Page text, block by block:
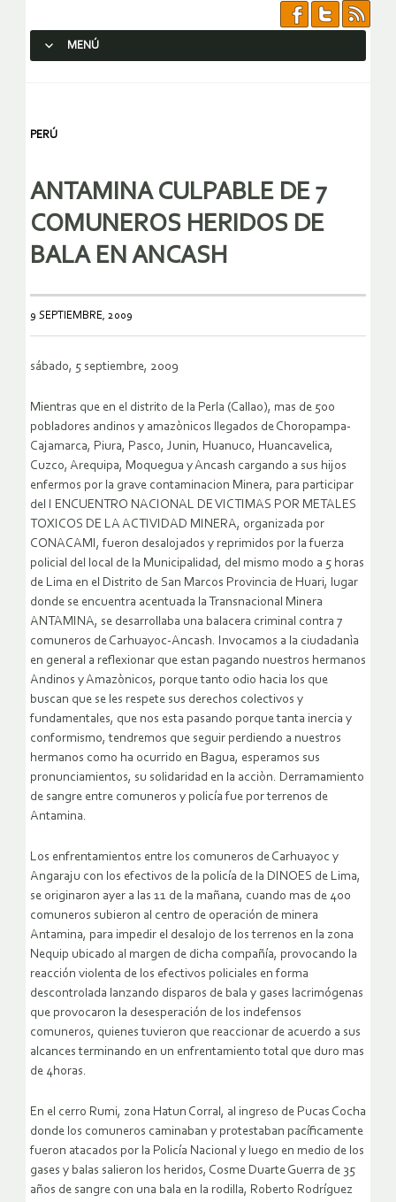
MENÚ
PERÚ
ANTAMINA CULPABLE DE 7
COMUNEROS HERIDOS DE
BALA EN ANCASH
9 SEPTIEMBRE, 2009
sábado, 5 septiembre, 2009
Mientras que en el distrito de la Perla (Callao), mas de 500
pobladores andinos y amazònicos llegados de Choropampa-
Cajamarca, Piura, Pasco, Junin, Huanuco, Huancavelica,
Cuzco, Arequipa, Moquegua y Ancash cargando a sus hijos
enfermos por la grave contaminacion Minera, para participar
del I ENCUENTRO NACIONAL DE VICTIMAS POR METALES
TOXICOS DE LA ACTIVIDAD MINERA, organizada por
CONACAMI, fueron desalojados y reprimidos por la fuerza
policial del local de la Municipalidad, del mismo modo a 5 horas
de Lima en el Distrito de San Marcos Provincia de Huari, lugar
donde se encuentra acentuada la Transnacional Minera
ANTAMINA, se desarrollaba una balacera criminal contra 7
comuneros de Carhuayoc-Ancash. Invocamos a la ciudadanìa
en general a reflexionar que estan pagando nuestros hermanos
Andinos y Amazònicos, porque tanto odio hacia los que
buscan que se les respete sus derechos colectivos y
fundamentales, que nos esta pasando porque tanta inercia y
conformismo, tendremos que seguir perdiendo a nuestros
hermanos como ha ocurrido en Bagua, esperamos sus
pronunciamientos, su solidaridad en la acciòn. Derramamiento
de sangre entre comuneros y policía fue por terrenos de
Antamina.
Los enfrentamientos entre los comuneros de Carhuayoc y
Angaraju con los efectivos de la policía de la DINOES de Lima,
se originaron ayer a las 11 de la mañana, cuando mas de 400
comuneros subieron al centro de operación de minera
Antamina, para impedir el desalojo de los terrenos en la zona
Nequip ubicado al margen de dicha compañía, provocando la
reacción violenta de los efectivos policiales en forma
descontrolada lanzando disparos de bala y gases lacrimógenas
que provocaron la desesperación de los indefensos
comuneros, quienes tuvieron que reaccionar de acuerdo a sus
alcances terminando en un enfrentamiento total que duro mas
de 4horas.
En el cerro Rumi, zona Hatun Corral, al ingreso de Pucas Cocha
donde los comuneros caminaban y protestaban pacíficamente
fueron atacados por la Policía Nacional y luego en medio de los
gases y balas salieron los heridos, Cosme Duarte Guerra de 35
años de sangre con una bala en la rodilla, Roberto Rodríguez